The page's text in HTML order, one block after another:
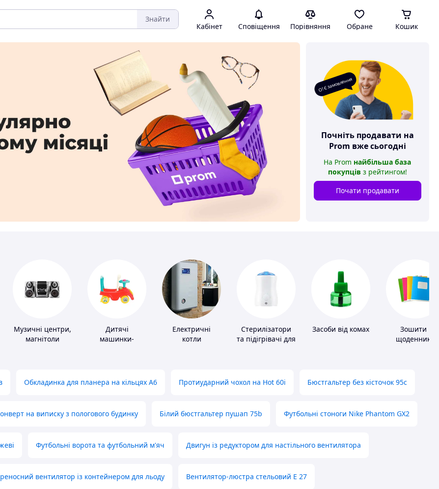
Знайти
Кабінет Сповіщення Порівняння Обране Кошик
О! Є замовлення
Почніть продавати на
Prom вже сьогодні
На Prom найбільша база
покупців з рейтингом!
Почати продавати
Музичні центри,
магнітоли
Дитячі
машинки-
Електричні
котли
Стерилізатори
та підігрівачі для
Засоби від комах
Зошити і
щоденники
Обкладинка для планера на кільцях А6 Протиударний чохол на Hot 60i Бюстгальтер без кісточок 95с
на виписку з пологового будинку Білий бюстгальтер пушап 75b Футбольні стоноги Nike Phantom GX2
Футбольні ворота та футбольний м'яч Двигун із редуктором для настільного вентилятора
вентилятор із контейнером для льоду Вентилятор-люстра стельовий E 27